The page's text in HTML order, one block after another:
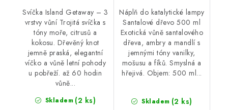
Skladem (2 ks)
Svíčka Island Getaway – 3
vrstvy vůní Trojitá svíčka s
tóny moře, citrusů a
kokosu. Dřevěný knot
jemně praská, elegantní
víčko a vůně letní pohody
u pobřeží. až 60 hodin
vůně...
Skladem (2 ks)
Náplň do katalytické lampy
Santalové dřevo 500 ml
Exotická vůně santalového
dřeva, ambry a mandlí s
jemnými tóny vanilky,
mošusu a fíků. Smyslná a
hřejivá. Objem: 500 ml...